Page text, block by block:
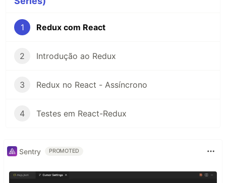
1 Redux com React
2 Introdução ao Redux
3 Redux no React - Assíncrono
4 Testes em React-Redux
Sentry PROMOTED